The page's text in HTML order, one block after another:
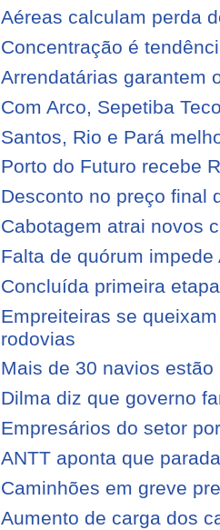
Aéreas calculam perda
Concentração é
Arrendatárias garantem
Com Arco, Sepetiba
Santos, Rio e Pará
Porto do Futuro recebe
Desconto no preço final
Cabotagem atrai novos
Falta de quórum
Concluída primeira
Empreiteiras se
rodovias
Mais de 30 navios
Dilma diz que governo
Empresários do setor
ANTT aponta que
Caminhões em greve
Aumento de carga dos